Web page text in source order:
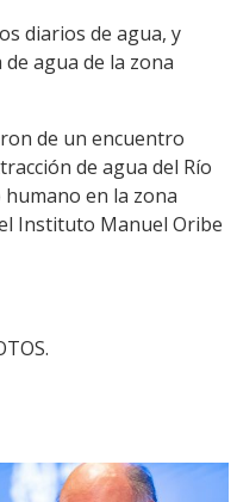
diarios de agua, y
agua de la zona
de un encuentro
de agua del Río
en la zona
Instituto Manuel Oribe